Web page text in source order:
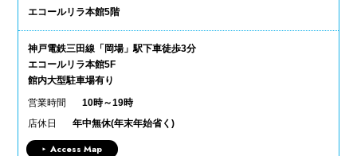
エコールリラ本館5階
神戸電鉄三田線「岡場」駅下車徒歩3分
エコールリラ本館5F
館内大型駐車場有り
営業時間
10時～19時
店休日
年中無休(年末年始省く)
Access Map